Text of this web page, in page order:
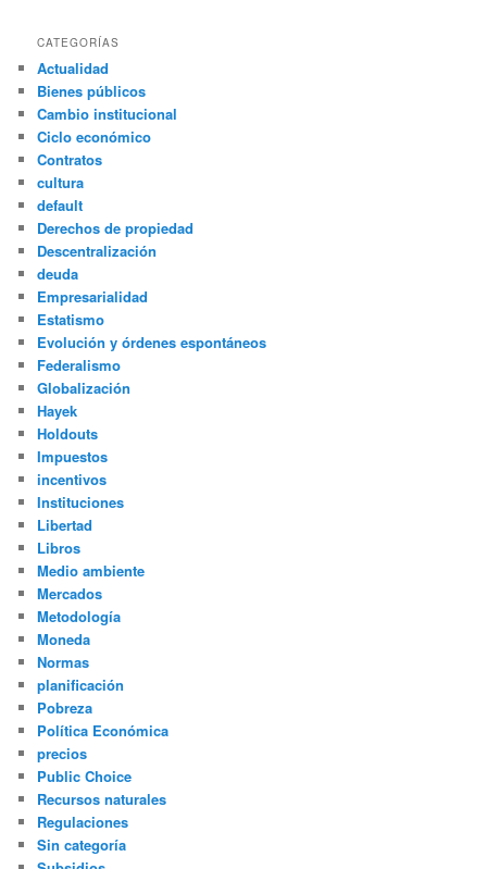
CATEGORÍAS
Actualidad
Bienes públicos
Cambio institucional
Ciclo económico
Contratos
cultura
default
Derechos de propiedad
Descentralización
deuda
Empresarialidad
Estatismo
Evolución y órdenes espontáneos
Federalismo
Globalización
Hayek
Holdouts
Impuestos
incentivos
Instituciones
Libertad
Libros
Medio ambiente
Mercados
Metodología
Moneda
Normas
planificación
Pobreza
Política Económica
precios
Public Choice
Recursos naturales
Regulaciones
Sin categoría